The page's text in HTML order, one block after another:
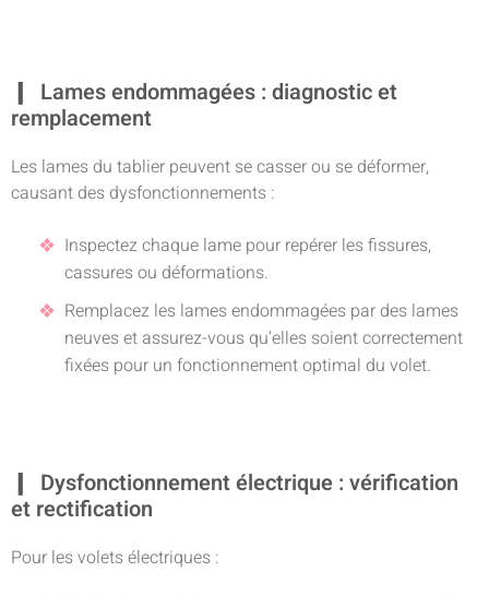
Lames endommagées : diagnostic et
remplacement
Les lames du tablier peuvent se casser ou se déformer,
causant des dysfonctionnements :
Inspectez chaque lame pour repérer les fissures,
cassures ou déformations.
Remplacez les lames endommagées par des lames
neuves et assurez-vous qu’elles soient correctement
fixées pour un fonctionnement optimal du volet.
Dysfonctionnement électrique : vérification
et rectification
Pour les volets électriques :